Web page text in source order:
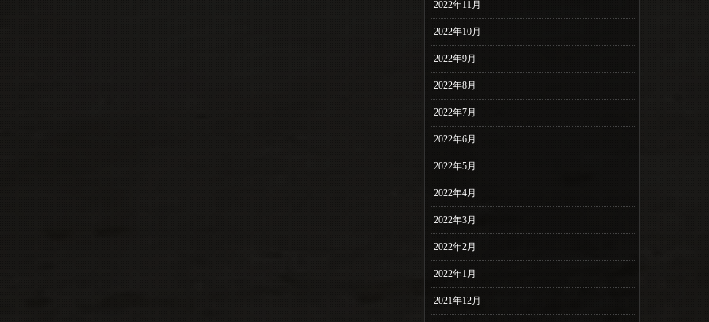
2022年11月
2022年10月
2022年9月
2022年8月
2022年7月
2022年6月
2022年5月
2022年4月
2022年3月
2022年2月
2022年1月
2021年12月